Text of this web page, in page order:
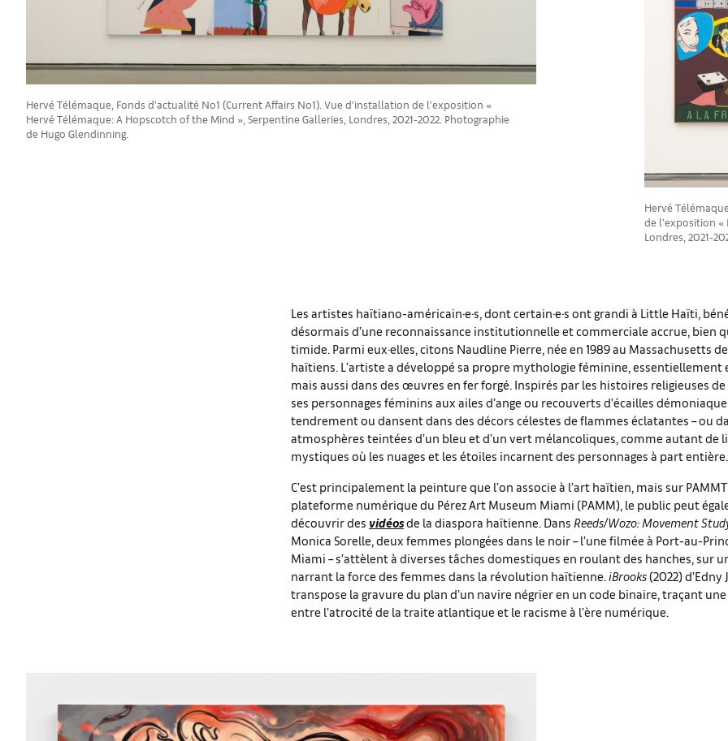
Hervé Télémaque, Fonds d’actualité No1 (Current Affairs No1). Vue d’installation de l’exposition «
Hervé Télémaque: A Hopscotch of the Mind », Serpentine Galleries, Londres, 2021-2022. Photographie
de Hugo Glendinning.
Hervé
de l’exposition «
Londres, 2021-
Les artistes haïtiano-américain·e·s, dont certain·e·s ont grandi à Little Haïti,
désormais d’une reconnaissance institutionnelle et commerciale accrue, bien
timide. Parmi eux·elles, citons Naudline Pierre, née en 1989 au Massachusetts
haïtiens. L’artiste a développé sa propre mythologie féminine, essentiellement
mais aussi dans des œuvres en fer forgé. Inspirés par les histoires religieuses
ses personnages féminins aux ailes d’ange ou recouverts d’écailles
tendrement ou dansent dans des décors célestes de flammes éclatantes – ou
atmosphères teintées d’un bleu et d’un vert mélancoliques, comme autant de
mystiques où les nuages et les étoiles incarnent des personnages à part entière.
C’est principalement la peinture que l’on associe à l’art haïtien, mais sur
plateforme numérique du Pérez Art Museum Miami (PAMM), le public peut
découvrir des vidéosde la diaspora haïtienne. Dans Reeds/Wozo: Movement
Monica Sorelle, deux femmes plongées dans le noir – l’une filmée à Port-au-
Miami – s’attèlent à diverses tâches domestiques en roulant des hanches, sur
narrant la force des femmes dans la révolution haïtienne. iBrooks (2022) d’Edny
transpose la gravure du plan d’un navire négrier en un code binaire, traçant
entre l’atrocité de la traite atlantique et le racisme à l’ère numérique.